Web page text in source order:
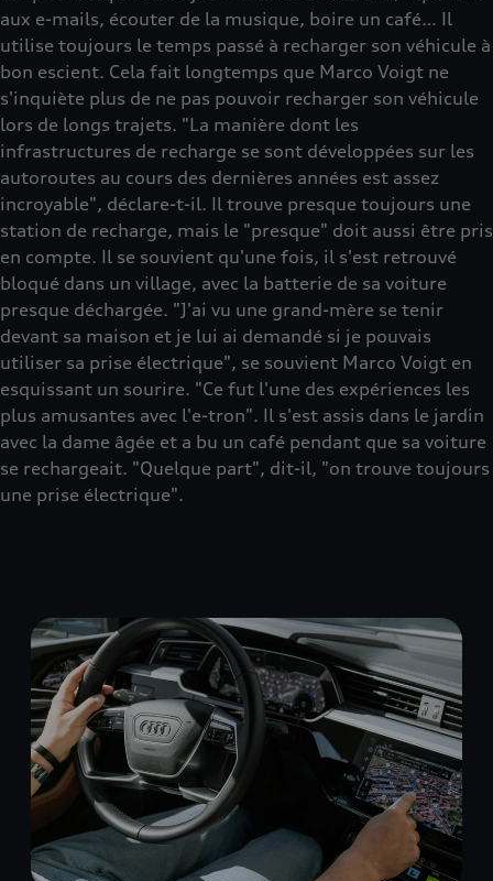
aux e-mails, écouter de la musique, boire un café… Il
utilise toujours le temps passé à recharger son véhicule à
bon escient. Cela fait longtemps que Marco Voigt ne
s'inquiète plus de ne pas pouvoir recharger son véhicule
lors de longs trajets. "La manière dont les
infrastructures de recharge se sont développées sur les
autoroutes au cours des dernières années est assez
incroyable", déclare-t-il. Il trouve presque toujours une
station de recharge, mais le "presque" doit aussi être pris
en compte. Il se souvient qu'une fois, il s'est retrouvé
bloqué dans un village, avec la batterie de sa voiture
presque déchargée. "J'ai vu une grand-mère se tenir
devant sa maison et je lui ai demandé si je pouvais
utiliser sa prise électrique", se souvient Marco Voigt en
esquissant un sourire. "Ce fut l'une des expériences les
plus amusantes avec l'e-tron". Il s'est assis dans le jardin
avec la dame âgée et a bu un café pendant que sa voiture
se rechargeait. "Quelque part", dit-il, "on trouve toujours
une prise électrique".